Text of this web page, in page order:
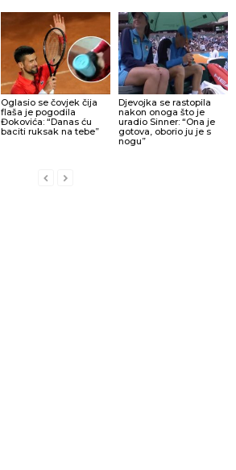
Oglasio se čovjek čija
flaša je pogodila
Đokovića: “Danas ću
baciti ruksak na tebe”
Djevojka se rastopila
nakon onoga što je
uradio Sinner: “Ona je
gotova, oborio ju je s
nogu”